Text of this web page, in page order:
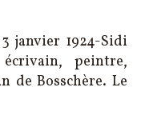
3 janvier 1924-Sidi
peintre,
de Bosschère. Le